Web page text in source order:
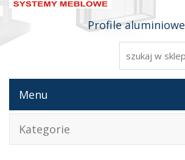
Profile aluminiowe
Menu
Kategorie